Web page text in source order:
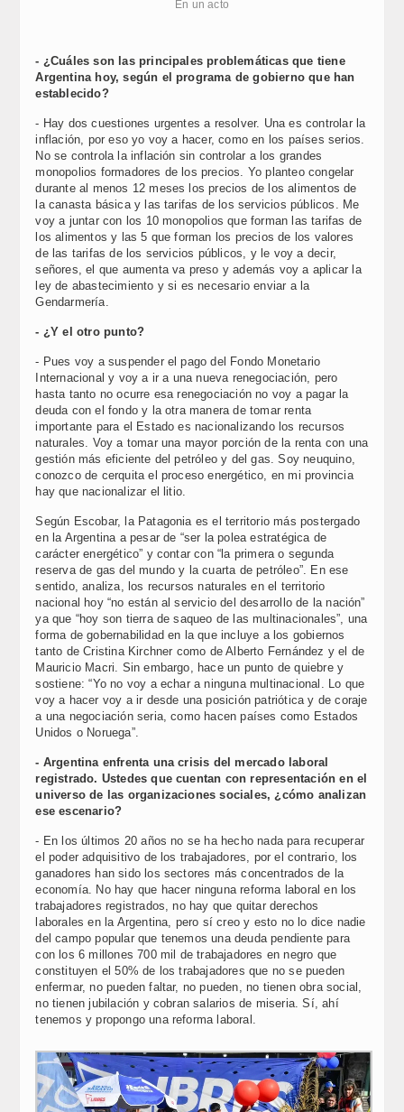
En un acto
- ¿Cuáles son las principales problemáticas que tiene
Argentina hoy, según el programa de gobierno que han
establecido?
- Hay dos cuestiones urgentes a resolver. Una es controlar la
inflación, por eso yo voy a hacer, como en los países serios.
No se controla la inflación sin controlar a los grandes
monopolios formadores de los precios. Yo planteo congelar
durante al menos 12 meses los precios de los alimentos de
la canasta básica y las tarifas de los servicios públicos. Me
voy a juntar con los 10 monopolios que forman las tarifas de
los alimentos y las 5 que forman los precios de los valores
de las tarifas de los servicios públicos, y le voy a decir,
señores, el que aumenta va preso y además voy a aplicar la
ley de abastecimiento y si es necesario enviar a la
Gendarmería.
- ¿Y el otro punto?
- Pues voy a suspender el pago del Fondo Monetario
Internacional y voy a ir a una nueva renegociación, pero
hasta tanto no ocurre esa renegociación no voy a pagar la
deuda con el fondo y la otra manera de tomar renta
importante para el Estado es nacionalizando los recursos
naturales. Voy a tomar una mayor porción de la renta con una
gestión más eficiente del petróleo y del gas. Soy neuquino,
conozco de cerquita el proceso energético, en mi provincia
hay que nacionalizar el litio.
Según Escobar, la Patagonia es el territorio más postergado
en la Argentina a pesar de “ser la polea estratégica de
carácter energético” y contar con “la primera o segunda
reserva de gas del mundo y la cuarta de petróleo”. En ese
sentido, analiza, los recursos naturales en el territorio
nacional hoy “no están al servicio del desarrollo de la nación”
ya que “hoy son tierra de saqueo de las multinacionales”, una
forma de gobernabilidad en la que incluye a los gobiernos
tanto de Cristina Kirchner como de Alberto Fernández y el de
Mauricio Macri. Sin embargo, hace un punto de quiebre y
sostiene: “Yo no voy a echar a ninguna multinacional. Lo que
voy a hacer voy a ir desde una posición patriótica y de coraje
a una negociación seria, como hacen países como Estados
Unidos o Noruega”.
- Argentina enfrenta una crisis del mercado laboral
registrado. Ustedes que cuentan con representación en el
universo de las organizaciones sociales, ¿cómo analizan
ese escenario?
- En los últimos 20 años no se ha hecho nada para recuperar
el poder adquisitivo de los trabajadores, por el contrario, los
ganadores han sido los sectores más concentrados de la
economía. No hay que hacer ninguna reforma laboral en los
trabajadores registrados, no hay que quitar derechos
laborales en la Argentina, pero sí creo y esto no lo dice nadie
del campo popular que tenemos una deuda pendiente para
con los 6 millones 700 mil de trabajadores en negro que
constituyen el 50% de los trabajadores que no se pueden
enfermar, no pueden faltar, no pueden, no tienen obra social,
no tienen jubilación y cobran salarios de miseria. Sí, ahí
tenemos y propongo una reforma laboral.